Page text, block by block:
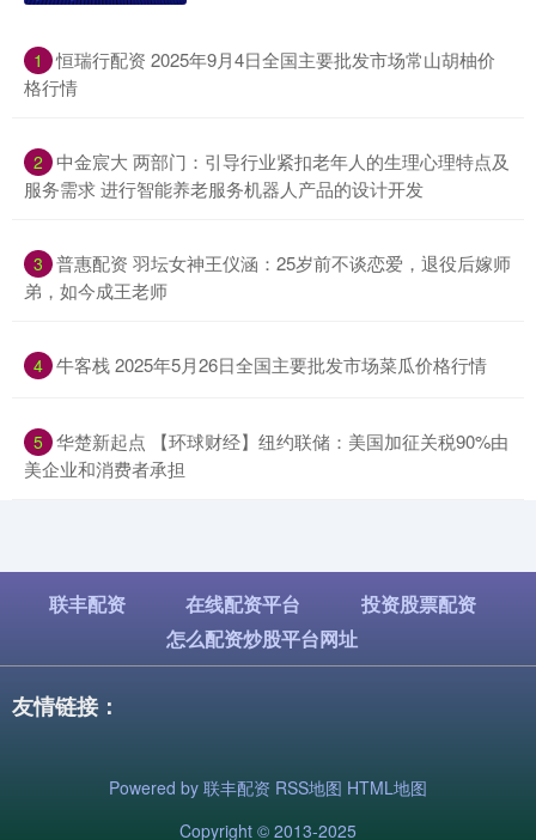
1
​恒瑞行配资 2025年9月4日全国主要批发市场常山胡柚价
格行情
2 ​中金宸大 两部门：引导行业紧扣老年人的生理心理特点及
服务需求 进行智能养老服务机器人产品的设计开发
3 ​普惠配资 羽坛女神王仪涵：25岁前不谈恋爱，退役后嫁师
弟，如今成王老师
4 ​牛客栈 2025年5月26日全国主要批发市场菜瓜价格行情
5 ​华楚新起点 【环球财经】纽约联储：美国加征关税90%由
美企业和消费者承担
联丰配资 在线配资平台
投资股票配资
怎么配资炒股平台网址
友情链接：
Powered by 联丰配资 RSS地图 HTML地图
Copyright © 2013-2025